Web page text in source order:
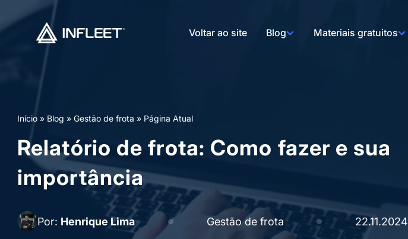
Voltar ao site Blog Materiais gratuitos
Início » Blog » Gestão de frota » Página Atual
Relatório de frota: Como fazer e sua
importância
Por: Henrique Lima Gestão de frota 22.11.2024